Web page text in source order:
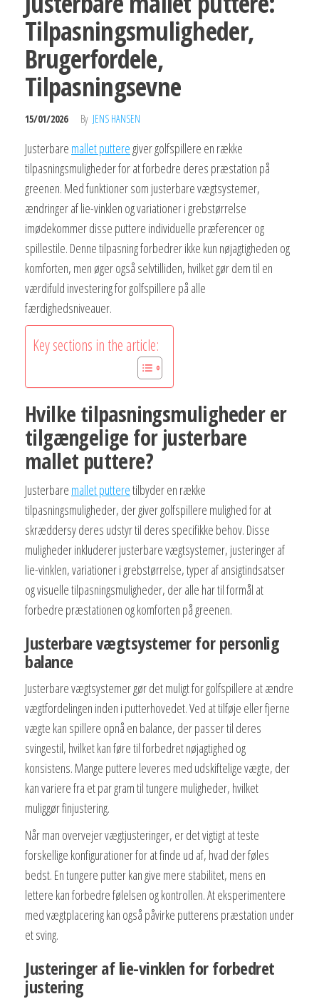
Tilpasningsmuligheder,
Brugerfordele,
Tilpasningsevne
15/01/2026 By JENS HANSEN
Justerbare mallet putteregiver golfspillere en række
tilpasningsmuligheder for at forbedre deres præstation på
greenen. Med funktioner som justerbare vægtsystemer,
ændringer af lie-vinklen og variationer i grebstørrelse
imødekommer disse puttere individuelle præferencer og
spillestile. Denne tilpasning forbedrer ikke kun nøjagtigheden og
komforten, men øger også selvtilliden, hvilket gør dem til en
værdifuld investering for golfspillere på alle
færdighedsniveauer.
Key sections in the article:
Hvilke tilpasningsmuligheder er
tilgængelige for justerbare
mallet puttere?
Justerbare mallet putteretilbyder en række
tilpasningsmuligheder, der giver golfspillere mulighed for at
skræddersy deres udstyr til deres specifikke behov. Disse
muligheder inkluderer justerbare vægtsystemer, justeringer af
lie-vinklen, variationer i grebstørrelse, typer af ansigtindsatser
og visuelle tilpasningsmuligheder, der alle har til formål at
forbedre præstationen og komforten på greenen.
Justerbare vægtsystemer for personlig
balance
Justerbare vægtsystemer gør det muligt for golfspillere at ændre
vægtfordelingen inden i putterhovedet. Ved at tilføje eller fjerne
vægte kan spillere opnå en balance, der passer til deres
svingestil, hvilket kan føre til forbedret nøjagtighed og
konsistens. Mange puttere leveres med udskiftelige vægte, der
kan variere fra et par gram til tungere muligheder, hvilket
muliggør finjustering.
Når man overvejer vægtjusteringer, er det vigtigt at teste
forskellige konfigurationer for at finde ud af, hvad der føles
bedst. En tungere putter kan give mere stabilitet, mens en
lettere kan forbedre følelsen og kontrollen. At eksperimentere
med vægtplacering kan også påvirke putterens præstation under
et sving.
Justeringer af lie-vinklen for forbedret
justering